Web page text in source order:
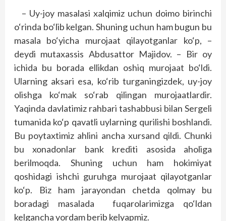
– Uy-joy masalasi xalqimiz uchun doimo birinchi
o‘rinda bo‘lib kelgan. Shuning uchun ham bugun bu
masala bo‘yicha murojaat qilayotganlar ko‘p, –
deydi mutaxassis Abdusattor Majidov. – Bir oy
ichida bu borada ellikdan oshiq murojaat bo‘ldi.
Ularning aksari esa, ko‘rib turganingizdek, uy-joy
olishga ko‘mak so‘rab qilingan murojaatlardir.
Yaqinda davlatimiz rahbari tashabbusi bilan Sergeli
tumanida ko‘p qavatli uylarning qurilishi boshlandi.
Bu poytaxtimiz ahlini ancha xursand qildi. Chunki
bu xonadonlar bank krediti asosida aholiga
berilmoqda. Shuning uchun ham hokimiyat
qoshidagi ishchi guruhga murojaat qilayotganlar
ko‘p. Biz ham jarayondan chetda qolmay bu
boradagi masalada fuqarolarimizga qo‘ldan
kelgancha yordam berib kelyapmiz.